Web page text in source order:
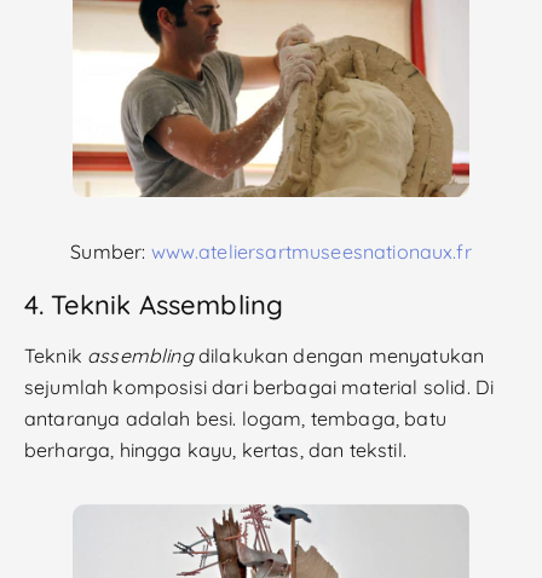
Sumber: www.ateliersartmuseesnationaux.fr
4. Teknik Assembling
Teknik assemblingdilakukan dengan menyatukan
sejumlah komposisi dari berbagai material solid. Di
antaranya adalah besi. logam, tembaga, batu
berharga, hingga kayu, kertas, dan tekstil.